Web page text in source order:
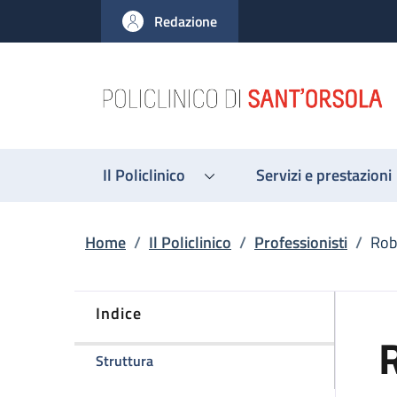
al contenuto principale
to footer content
Redazione
Il Policlinico Servizi e prestazioni
Briciole di pane
Home / Il Policlinico / Professionisti /
Indice
Strutturadella pagina Roberta Clinca